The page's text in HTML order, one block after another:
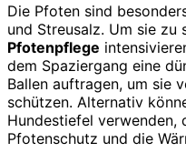
Die Pfoten sind
und Streusalz. Um sie zu
Pfotenpflege
dem Spaziergang eine
Ballen auftragen, um sie
schützen. Alternativ
Hundestiefel verwenden,
Pfotenschutz und die